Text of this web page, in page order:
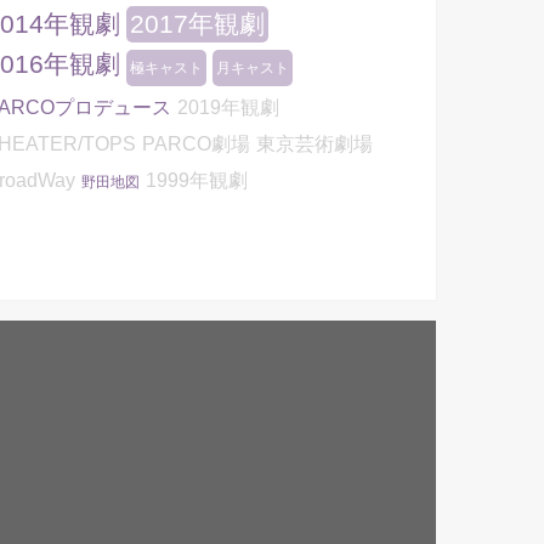
年観劇 2017年観劇
年観劇
極キャスト 月キャスト
プロデュース 2019年観劇
TOPS PARCO劇場 東京芸術劇場
野田地図 1999年観劇